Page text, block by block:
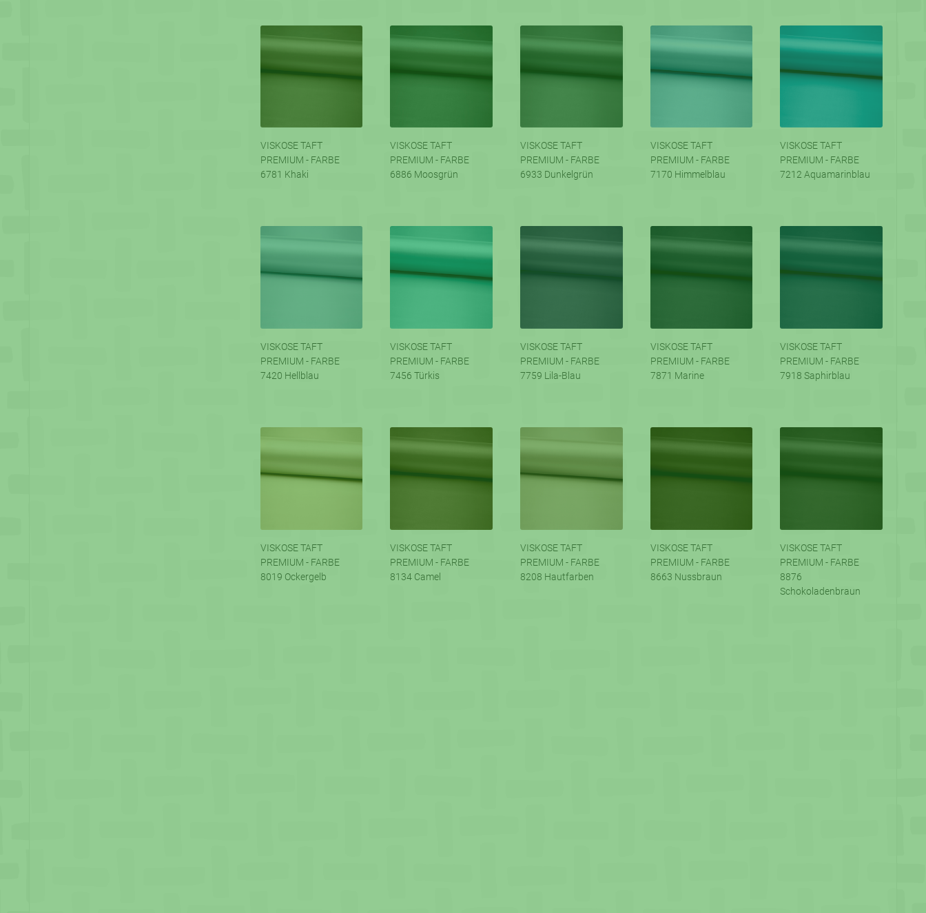
VISKOSE TAFT
PREMIUM - FARBE
6781 Khaki
VISKOSE TAFT
PREMIUM - FARBE
6886 Moosgrün
VISKOSE TAFT
PREMIUM - FARBE
6933 Dunkelgrün
VISKOSE TAFT
PREMIUM - FARBE
7170 Himmelblau
VISKOSE TAFT
PREMIUM - FARBE
7212 Aquamarinblau
VISKOSE TAFT
PREMIUM - FARBE
7420 Hellblau
VISKOSE TAFT
PREMIUM - FARBE
7456 Türkis
VISKOSE TAFT
PREMIUM - FARBE
7759 Lila-Blau
VISKOSE TAFT
PREMIUM - FARBE
7871 Marine
VISKOSE TAFT
PREMIUM - FARBE
7918 Saphirblau
VISKOSE TAFT
PREMIUM - FARBE
8019 Ockergelb
VISKOSE TAFT
PREMIUM - FARBE
8134 Camel
VISKOSE TAFT
PREMIUM - FARBE
8208 Hautfarben
VISKOSE TAFT
PREMIUM - FARBE
8663 Nussbraun
VISKOSE TAFT
PREMIUM - FARBE
8876
Schokoladenbraun